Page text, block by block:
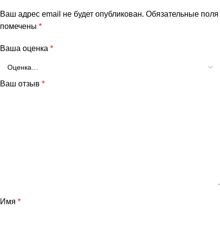
Ваш адрес email не будет опубликован. Обязательные поля
помечены *
Ваша оценка *
Ваш отзыв *
Имя *